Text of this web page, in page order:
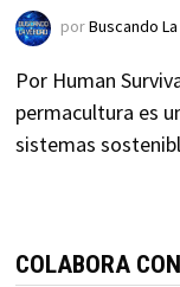
porBuscando
Por Human
permacultura es
sistemas
COLABORA